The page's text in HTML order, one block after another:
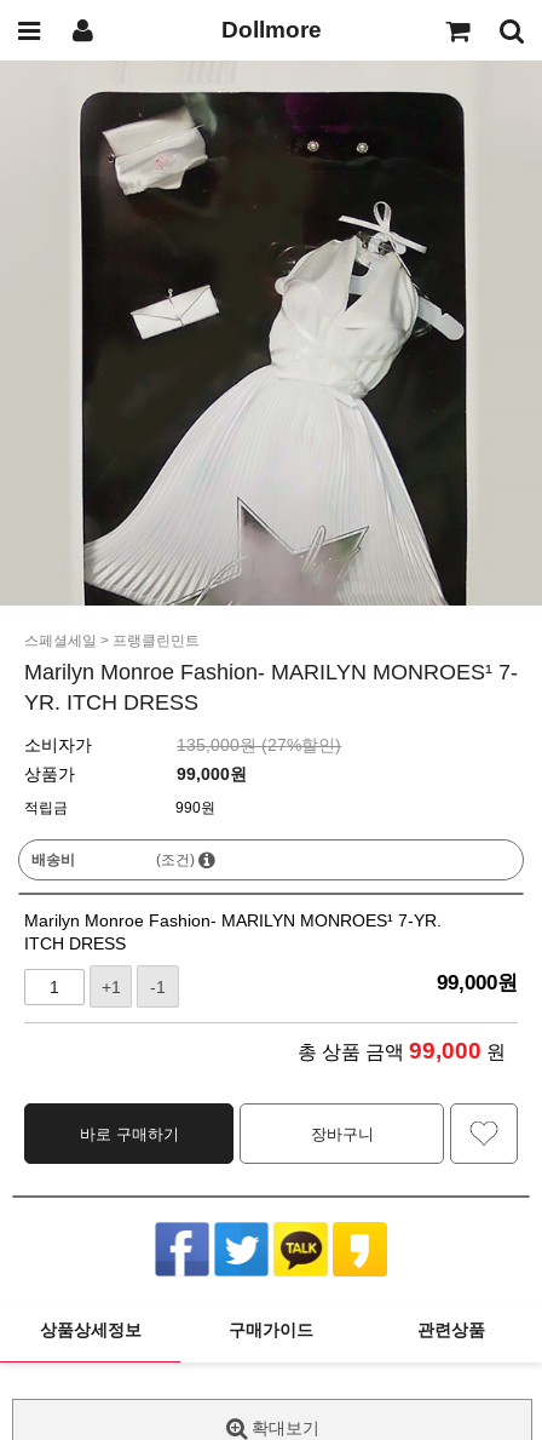
Dollmore
스페셜세일 > 프랭클린민트
Marilyn Monroe Fashion- MARILYN MONROES¹ 7-
YR. ITCH DRESS
소비자가 135,000원 (27%할인)
상품가
99,000원
적립금 990원
배송비 (조건)
Marilyn Monroe Fashion- MARILYN MONROES¹ 7-YR.
ITCH DRESS
+1 -1 99,000원
총 상품 금액 99,000 원
바로 구매하기 장바구니
상품상세정보 구매가이드 관련상품
확대보기